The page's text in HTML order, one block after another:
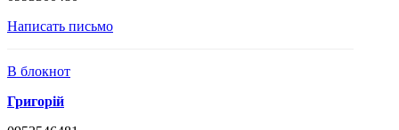
Написать письмо
В блокнот
Григорій